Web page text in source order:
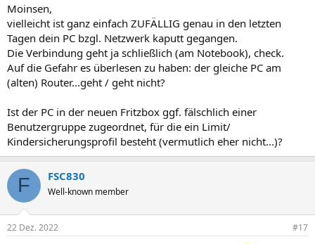
Moinsen,
vielleicht ist ganz einfach ZUFÄLLIG genau in den letzten
Tagen dein PC bzgl. Netzwerk kaputt gegangen.
Die Verbindung geht ja schließlich (am Notebook), check.
Auf die Gefahr es überlesen zu haben: der gleiche PC am
(alten) Router...geht / geht nicht?
Ist der PC in der neuen Fritzbox ggf. fälschlich einer
Benutzergruppe zugeordnet, für die ein Limit/
Kindersicherungsprofil besteht (vermutlich eher nicht...)?
F FSC830
Well-known member
22 Dez. 2022 #17